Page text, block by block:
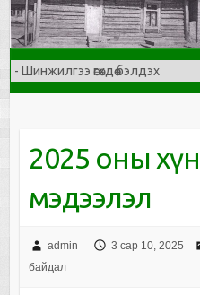
2025 оны
мэдээлэл
admin 3 сар 10, 2025
байдал